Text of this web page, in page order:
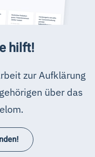
hilft!
zur Aufklärung
über das